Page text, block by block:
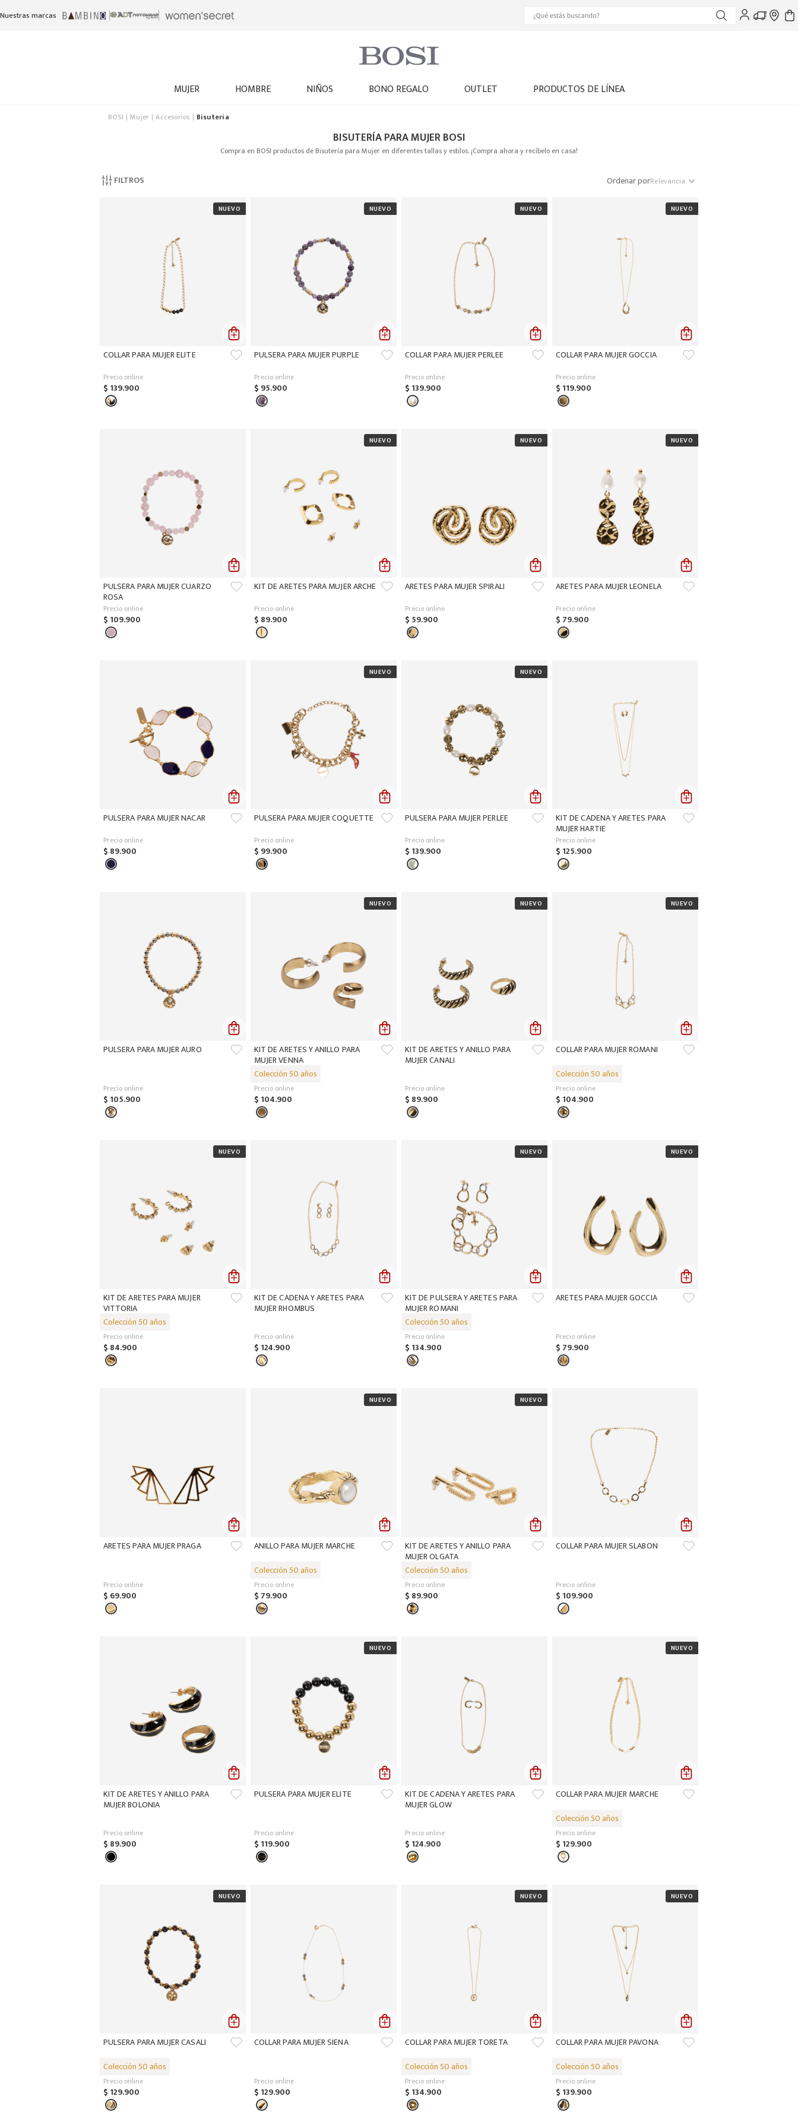
Nuestras marcas
MUJER HOMBRE NIÑOS BONO REGALO OUTLET PRODUCTOS DE LÍNEA
BOSI Mujer Accesorios Bisuteria
BISUTERÍA PARA MUJER BOSI
Compra en BOSI productos de Bisutería para Mujer en diferentes tallas y estilos. ¡Compra ahora y recíbelo en casa!
FILTROS Ordenar porRelevancia
COLLAR PARA MUJER ELITE
Precio online
$ 139.900
PULSERA PARA MUJER PURPLE
Precio online
$ 95.900
COLLAR PARA MUJER PERLEE
Precio online
$ 139.900
COLLAR PARA MUJER GOCCIA
Precio online
$ 119.900
PULSERA PARA MUJER CUARZO
ROSA
Precio online
$ 109.900
KIT DE ARETES PARA MUJER ARCHE
Precio online
$ 89.900
ARETES PARA MUJER SPIRALI
Precio online
$ 59.900
ARETES PARA MUJER LEONELA
Precio online
$ 79.900
PULSERA PARA MUJER NACAR
Precio online
$ 89.900
PULSERA PARA MUJER COQUETTE
Precio online
$ 99.900
PULSERA PARA MUJER PERLEE
Precio online
$ 139.900
KIT DE CADENA Y ARETES PARA
MUJER HARTIE
Precio online
$ 125.900
PULSERA PARA MUJER AURO
Precio online
$ 105.900
KIT DE ARETES Y ANILLO PARA
MUJER VENNA
Precio online
$ 104.900
KIT DE ARETES Y ANILLO PARA
MUJER CANALI
Precio online
$ 89.900
COLLAR PARA MUJER ROMANI
Precio online
$ 104.900
KIT DE ARETES PARA MUJER
VITTORIA
Precio online
$ 84.900
KIT DE CADENA Y ARETES PARA
MUJER RHOMBUS
Precio online
$ 124.900
KIT DE PULSERA Y ARETES PARA
MUJER ROMANI
Precio online
$ 134.900
ARETES PARA MUJER GOCCIA
Precio online
$ 79.900
ARETES PARA MUJER PRAGA
Precio online
$ 69.900
ANILLO PARA MUJER MARCHE
Precio online
$ 79.900
KIT DE ARETES Y ANILLO PARA
MUJER OLGATA
Precio online
$ 89.900
COLLAR PARA MUJER SLABON
Precio online
$ 109.900
KIT DE ARETES Y ANILLO PARA
MUJER BOLONIA
Precio online
$ 89.900
PULSERA PARA MUJER ELITE
Precio online
$ 119.900
KIT DE CADENA Y ARETES PARA
MUJER GLOW
Precio online
$ 124.900
COLLAR PARA MUJER MARCHE
Precio online
$ 129.900
PULSERA PARA MUJER CASALI
Precio online
$ 129.900
COLLAR PARA MUJER SIENA
Precio online
$ 129.900
COLLAR PARA MUJER TORETA
Precio online
$ 134.900
COLLAR PARA MUJER PAVONA
Precio online
$ 139.900